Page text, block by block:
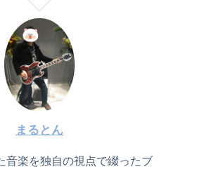
まるとん
音楽を独自の視点で綴ったブ